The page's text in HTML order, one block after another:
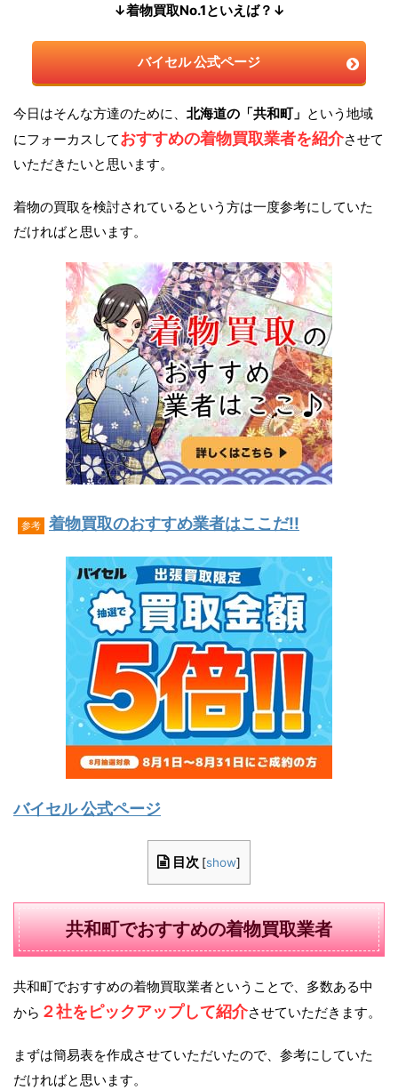
↓着物買取No.1といえば？↓
バイセル 公式ページ
今日はそんな方達のために、 北海道の「共和町」 という地域
にフォーカスしておすすめの着物買取業者を紹介させて
いただきたいと思います。
着物の買取を検討されているという方は一度参考にしていた
だければと思います。
参考 着物買取のおすすめ業者はここだ!!
バイセル 公式ページ
目次 [show]
共和町でおすすめの着物買取業者
共和町でおすすめの着物買取業者ということで、多数ある中
から ２社をピックアップして紹介させていただきます。
まずは簡易表を作成させていただいたので、参考にしていた
だければと思います。